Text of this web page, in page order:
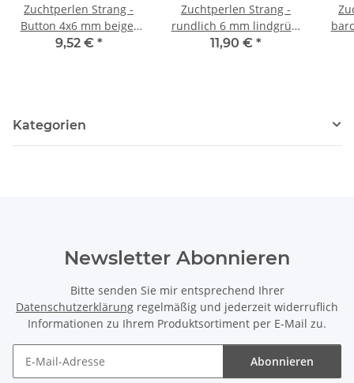
Zuchtperlen Strang -
Button 4x6 mm beige-
gold, Länge 41 cm /7282
9,52 € *
Zuchtperlen Strang -
rundlich 6 mm lindgrün,
Länge 41 cm /7082
11,90 € *
Kategorien
Newsletter Abonnieren
Bitte senden Sie mir entsprechend Ihrer
Datenschutzerklärung regelmäßig und jederzeit widerruflich
Informationen zu Ihrem Produktsortiment per E-Mail zu.
Abonnieren